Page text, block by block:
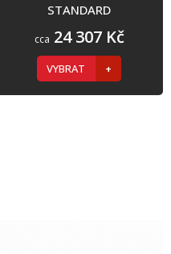
STANDARD
cca 24 307 Kč
VYBRAT